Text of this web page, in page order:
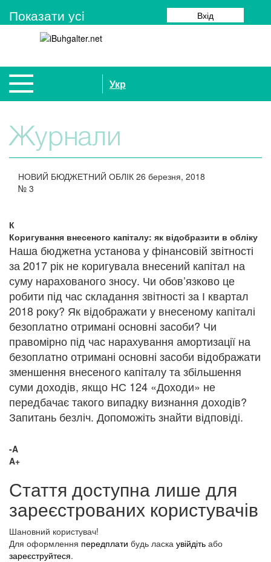
Показати усi Вхід
Укр
Журнали
НОВИЙ БЮДЖЕТНИЙ ОБЛІК 26 березня, 2018
№ 3
К
Коригування внесеного капіталу: як відобразити в обліку
Наша бюджетна установа у фінансовій звітності
за 2017 рік не коригувала внесений капітал на
суму нарахованого зносу. Чи обов’язково це
робити під час складання звітності за І квартал
2018 року? Як відображати у внесеному капіталі
безоплатно отримані основні засоби? Чи
правомірно під час нарахування амортизації на
безоплатно отримані основні засоби відображати
зменшення внесеного капіталу та збільшення
суми доходів, якщо НС 124 «Доходи» не
передбачає такого випадку визнання доходів?
Запитань безліч. Допоможіть знайти відповіді.
-A
A+
Стаття доступна лише для
зареєстрованих користувачів
Шановний користувач!
Для оформлення передплати будь ласка увійдіть або
зареєструйтеся.